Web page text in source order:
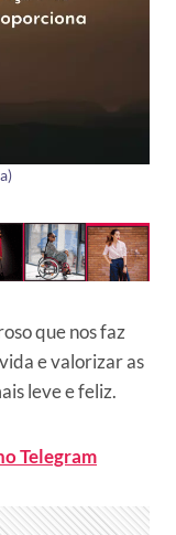
que nos faz
e valorizar as
leve e feliz.
Telegram